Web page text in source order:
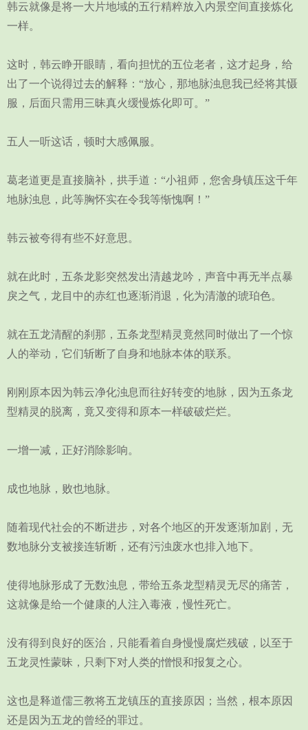
韩云就像是将一大片地域的五行精粹放入内景空间直接炼化
一样。
这时，韩云睁开眼睛，看向担忧的五位老者，这才起身，给
出了一个说得过去的解释：“放心，那地脉浊息我已经将其慑
服，后面只需用三昧真火缓慢炼化即可。”
五人一听这话，顿时大感佩服。
葛老道更是直接脑补，拱手道：“小祖师，您舍身镇压这千年
地脉浊息，此等胸怀实在令我等惭愧啊！”
韩云被夸得有些不好意思。
就在此时，五条龙影突然发出清越龙吟，声音中再无半点暴
戾之气，龙目中的赤红也逐渐消退，化为清澈的琥珀色。
就在五龙清醒的刹那，五条龙型精灵竟然同时做出了一个惊
人的举动，它们斩断了自身和地脉本体的联系。
刚刚原本因为韩云净化浊息而往好转变的地脉，因为五条龙
型精灵的脱离，竟又变得和原本一样破破烂烂。
一增一减，正好消除影响。
成也地脉，败也地脉。
随着现代社会的不断进步，对各个地区的开发逐渐加剧，无
数地脉分支被接连斩断，还有污浊废水也排入地下。
使得地脉形成了无数浊息，带给五条龙型精灵无尽的痛苦，
这就像是给一个健康的人注入毒液，慢性死亡。
没有得到良好的医治，只能看着自身慢慢腐烂残破，以至于
五龙灵性蒙昧，只剩下对人类的憎恨和报复之心。
这也是释道儒三教将五龙镇压的直接原因；当然，根本原因
还是因为五龙的曾经的罪过。